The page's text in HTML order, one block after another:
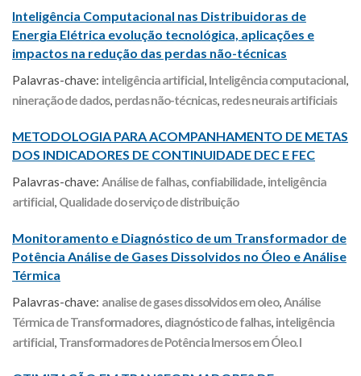
Inteligência Computacional nas Distribuidoras de
Energia Elétrica evolução tecnológica, aplicações e
impactos na redução das perdas não-técnicas
Palavras-chave: inteligência artificial, Inteligência computacional,
nineração de dados, perdas não-técnicas, redes neurais artificiais
METODOLOGIA PARA ACOMPANHAMENTO DE METAS
DOS INDICADORES DE CONTINUIDADE DEC E FEC
Palavras-chave: Análise de falhas, confiabilidade, inteligência
artificial, Qualidade do serviço de distribuição
Monitoramento e Diagnóstico de um Transformador de
Potência Análise de Gases Dissolvidos no Óleo e Análise
Térmica
Palavras-chave: analise de gases dissolvidos em oleo,Análise
Térmica de Transformadores, diagnóstico de falhas, inteligência
artificial, Transformadores de Potência Imersos em Óleo. I